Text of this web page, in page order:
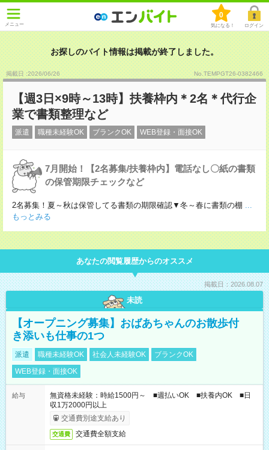
メニュー
0
気になる！ ログイン
お探しのバイト情報は掲載が終了しました。
掲載日 :2026/06/26 No.TEMPGT26-0382466
【週3日×9時～13時】扶養枠内＊2名＊代行企
業で書類整理など
派遣 職種未経験OK ブランクOK WEB登録・面接OK
7月開始！【2名募集/扶養枠内】電話なし〇紙の書類
の保管期限チェックなど
2名募集！夏～秋は保管してる書類の期限確認▼冬～春に書類の棚 ...
もっとみる
あなたの閲覧履歴からのオススメ
掲載日：2026.08.07
未読
【オープニング募集】おばあちゃんのお散歩付
き添いも仕事の1つ
派遣 職種未経験OK 社会人未経験OK
ブランクOK
WEB登録・面接OK
給与
無資格未経験：時給1500円～ ■週払いOK ■扶養内OK ■日
収1万2000円以上
交通費別途支給あり
交通費 交通費全額支給